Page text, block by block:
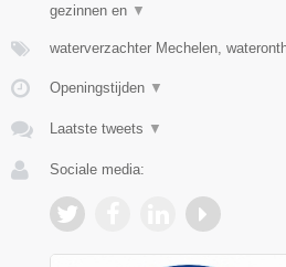
gezinnen en ▼
waterverzachter Mechelen,
Openingstijden ▼
Laatste tweets ▼
Sociale media: